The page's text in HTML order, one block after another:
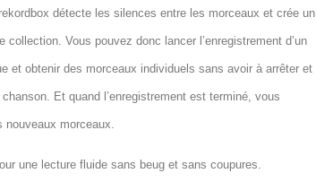
détecte les silences entre les morceaux et crée un
Vous pouvez donc lancer l’enregistrement d’un
et obtenir des morceaux individuels sans avoir à arrêter et
Et quand l’enregistrement est terminé, vous
morceaux.
une lecture fluide sans beug et sans coupures.